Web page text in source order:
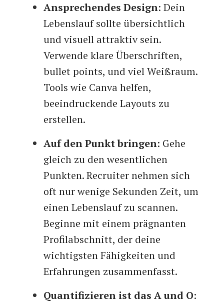
Ansprechendes Design: Dein
Lebenslauf sollte übersichtlich
und visuell attraktiv sein.
Verwende klare Überschriften,
bullet points, und viel Weißraum.
Tools wie Canva helfen,
beeindruckende Layouts zu
erstellen.
Auf den Punkt bringen: Gehe
gleich zu den wesentlichen
Punkten. Recruiter nehmen sich
oft nur wenige Sekunden Zeit, um
einen Lebenslauf zu scannen.
Beginne mit einem prägnanten
Profilabschnitt, der deine
wichtigsten Fähigkeiten und
Erfahrungen zusammenfasst.
Quantifizieren ist das A und O: